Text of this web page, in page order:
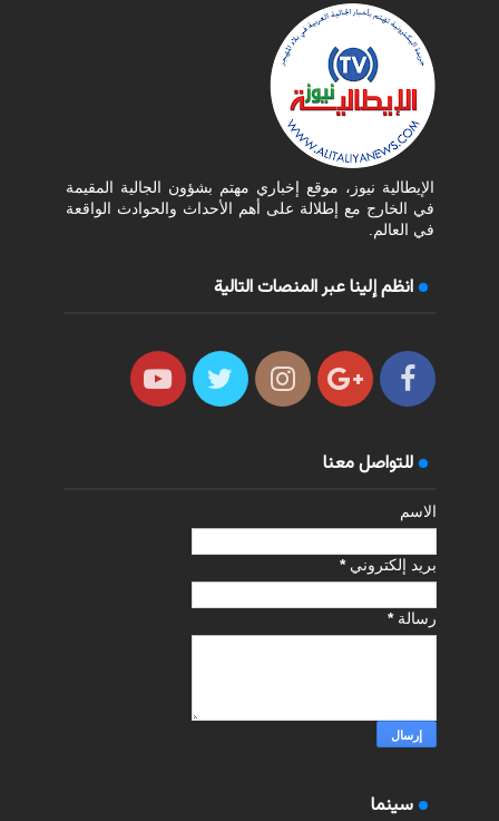
الإيطالية نيوز، موقع إخباري مهتم بشؤون الجالية المقيمة
في الخارج مع إطلالة على أهم الأحداث والحوادث الواقعة
في العالم.
انظم إلينا عبر المنصات التالية
للتواصل معنا
الاسم
بريد إلكتروني*
رسالة*
سينما